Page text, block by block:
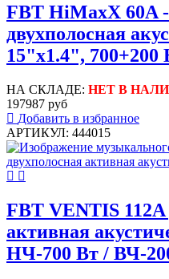
FBT HiMaxX 60A
двухполосная
15"х1.4", 700+200
НА СКЛАДЕ: НЕТ В
197987 руб
Добавить в избранное
АРТИКУЛ: 444015
FBT VENTIS 112A
активная
НЧ-700 Вт / ВЧ-